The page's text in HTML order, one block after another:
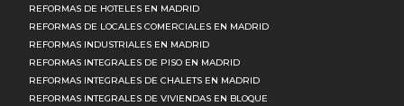
REFORMAS DE HOTELES EN MADRID
REFORMAS DE LOCALES COMERCIALES EN MADRID
REFORMAS INDUSTRIALES EN MADRID
REFORMAS INTEGRALES DE PISO EN MADRID
REFORMAS INTEGRALES DE CHALETS EN MADRID
REFORMAS INTEGRALES DE VIVIENDAS EN BLOQUE